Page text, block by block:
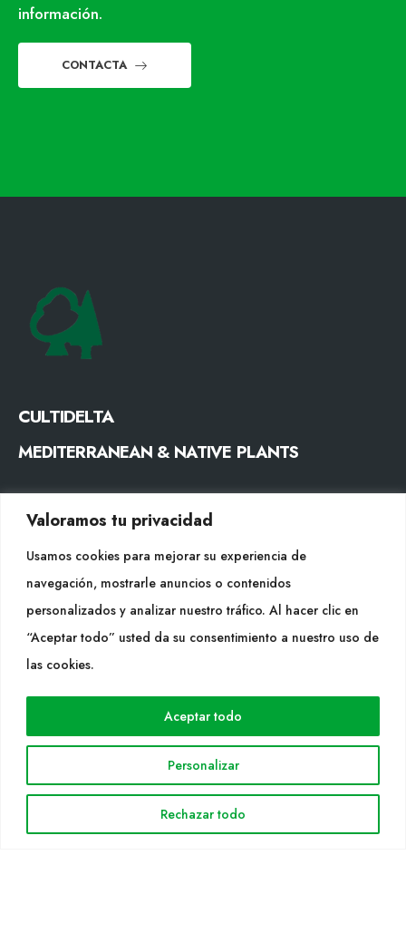
Valoramos tu privacidad
Usamos cookies para mejorar su experiencia de
navegación, mostrarle anuncios o contenidos
personalizados y analizar nuestro tráfico. Al hacer clic en
“Aceptar todo” usted da su consentimiento a nuestro uso de
las cookies.
Personalizar
Rechazar todo
Aceptar todo
información.
CONTACTA
CULTIDELTA
MEDITERRANEAN & NATIVE PLANTS
info@cultidelta.com
SÍGUENOS
Áreas de trabajo
Noticias